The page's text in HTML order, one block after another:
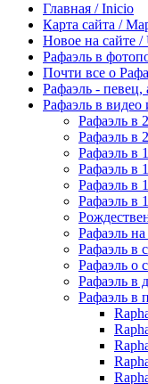
Главная / Inicio
Карта сайта /
Новое на сайте /
Рафаэль в
Почти все о
Рафаэль - певец,
Рафаэль в видео
Рафаэль в
Рафаэль в
Рафаэль в
Рафаэль в
Рафаэль в
Рафаэль в
Рафаэль
Рафаэль в
Рафаэль о
Рафаэль в
Рафаэль в